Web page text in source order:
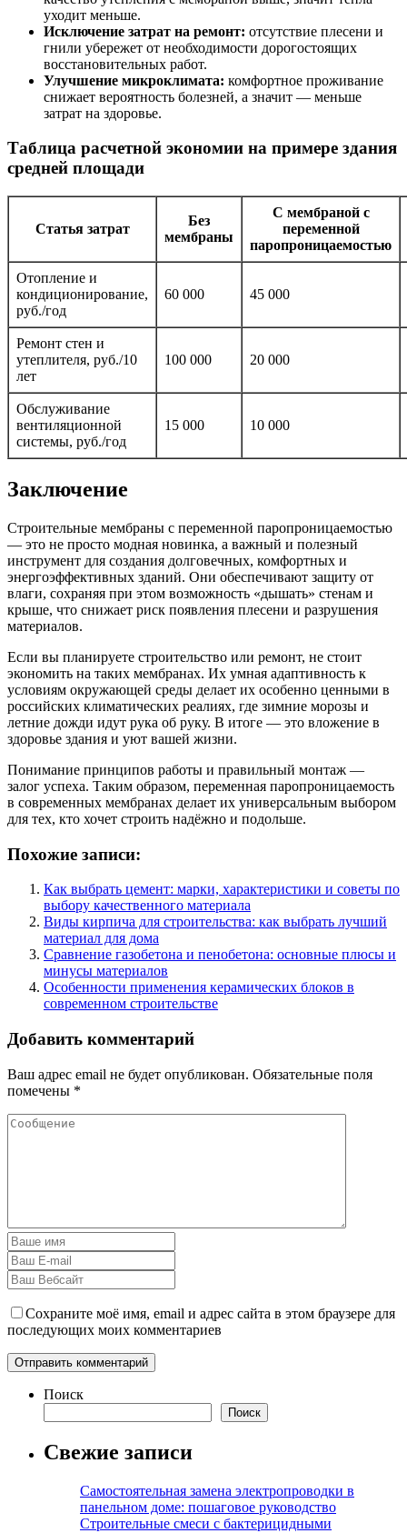
уходит меньше.
Исключение затрат на ремонт: отсутствие плесени и
гнили убережет от необходимости дорогостоящих
восстановительных работ.
Улучшение микроклимата: комфортное проживание
снижает вероятность болезней, а значит — меньше
затрат на здоровье.
Таблица расчетной экономии на примере здания
средней площади
Статья затрат
Без
мембраны
С мембраной с
переменной
паропроницаемостью
Отопление и
кондиционирование,
руб./год
60 000 45 000
Ремонт стен и
утеплителя, руб./10
лет
100 000 20 000
Обслуживание
вентиляционной
системы, руб./год
15 000 10 000
Заключение
Строительные мембраны с переменной паропроницаемостью
— это не просто модная новинка, а важный и полезный
инструмент для создания долговечных, комфортных и
энергоэффективных зданий. Они обеспечивают защиту от
влаги, сохраняя при этом возможность «дышать» стенам и
крыше, что снижает риск появления плесени и разрушения
материалов.
Если вы планируете строительство или ремонт, не стоит
экономить на таких мембранах. Их умная адаптивность к
условиям окружающей среды делает их особенно ценными в
российских климатических реалиях, где зимние морозы и
летние дожди идут рука об руку. В итоге — это вложение в
здоровье здания и уют вашей жизни.
Понимание принципов работы и правильный монтаж —
залог успеха. Таким образом, переменная паропроницаемость
в современных мембранах делает их универсальным выбором
для тех, кто хочет строить надёжно и подольше.
Похожие записи:
Как выбрать цемент: марки, характеристики и советы по
выбору качественного материала
Виды кирпича для строительства: как выбрать лучший
материал для дома
Сравнение газобетона и пенобетона: основные плюсы и
минусы материалов
Особенности применения керамических блоков в
современном строительстве
Добавить комментарий
Ваш адрес email не будет опубликован. Обязательные поля
помечены *
Сохраните моё имя, email и адрес сайта в этом браузере для
последующих моих комментариев
Поиск
Поиск
Свежие записи
Самостоятельная замена электропроводки в
панельном доме: пошаговое руководство
Строительные смеси с бактерицидными